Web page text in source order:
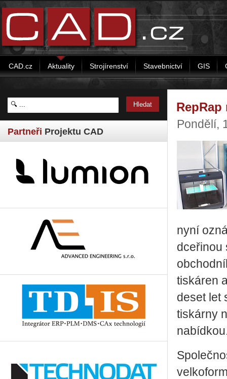
CAD.cz Aktuality Strojírenství Stavebnictví GIS
Partneři Projektu CAD
Pondělí,
nyní
dceřinou
tiskáren
deset let
tiskárny